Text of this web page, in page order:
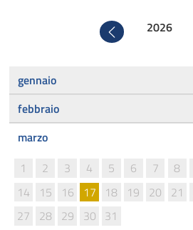
Precedente2026
gennaio
febbraio
marzo
1
2 3 4 5 6 7 8
14
15 16 17 18 19 20 21
27
28 29 30 31